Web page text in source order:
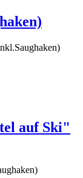
auf Ski"